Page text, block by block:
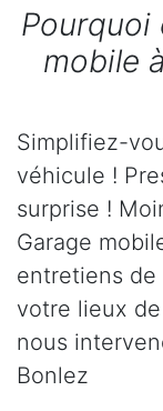
Pourquoi
mobile
Simplifiez-
véhicule !
surprise !
Garage
entretiens
votre lieux
nous
Bonlez